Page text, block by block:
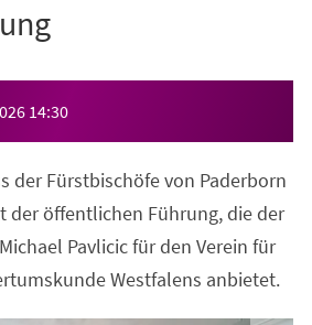
14:30
der Fürstbischöfe von Paderborn
öffentlichen Führung, die der
Pavlicic für den Verein für
Westfalens anbietet.